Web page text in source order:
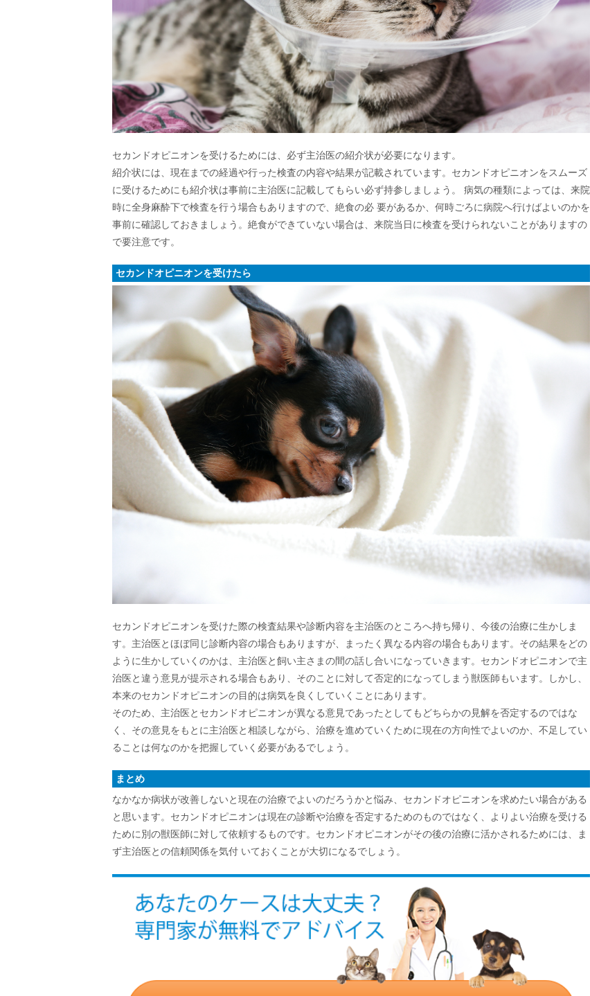
セカンドオピニオンを受けるためには、必ず主治医の紹介状が必要になります。
紹介状には、現在までの経過や行った検査の内容や結果が記載されています。セカンドオピニオンをスムーズ
に受けるためにも紹介状は事前に主治医に記載してもらい必ず持参しましょう。 病気の種類によっては、来院
時に全身麻酔下で検査を行う場合もありますので、絶食の必 要があるか、何時ごろに病院へ行けばよいのかを
事前に確認しておきましょう。絶食ができていない場合は、来院当日に検査を受けられないことがありますの
で要注意です。
セカンドオピニオンを受けたら
セカンドオピニオンを受けた際の検査結果や診断内容を主治医のところへ持ち帰り、今後の治療に生かしま
す。主治医とほぼ同じ診断内容の場合もありますが、まったく異なる内容の場合もあります。その結果をどの
ように生かしていくのかは、主治医と飼い主さまの間の話し合いになっていきます。セカンドオピニオンで主
治医と違う意見が提示される場合もあり、そのことに対して否定的になってしまう獣医師もいます。しかし、
本来のセカンドオピニオンの目的は病気を良くしていくことにあります。
そのため、主治医とセカンドオピニオンが異なる意見であったとしてもどちらかの見解を否定するのではな
く、その意見をもとに主治医と相談しながら、治療を進めていくために現在の方向性でよいのか、不足してい
ることは何なのかを把握していく必要があるでしょう。
まとめ
なかなか病状が改善しないと現在の治療でよいのだろうかと悩み、セカンドオピニオンを求めたい場合がある
と思います。セカンドオピニオンは現在の診断や治療を否定するためのものではなく、よりよい治療を受ける
ために別の獣医師に対して依頼するものです。セカンドオピニオンがその後の治療に活かされるためには、ま
ず主治医との信頼関係を気付 いておくことが大切になるでしょう。